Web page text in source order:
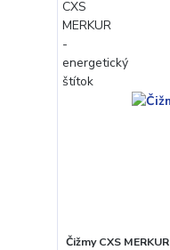
Čižmy CXS MERKUR